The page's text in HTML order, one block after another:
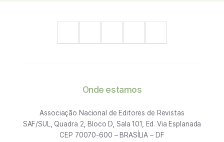
Onde estamos
Associação Nacional de Editores de Revistas
SAF/SUL, Quadra 2, Bloco D, Sala 101, Ed. Via Esplanada
CEP 70070-600 – BRASÍLIA – DF